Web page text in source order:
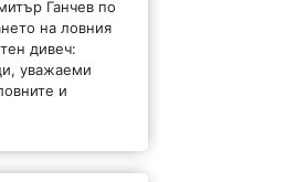
Ганчев по
на ловния
дивеч:
уважаеми
и